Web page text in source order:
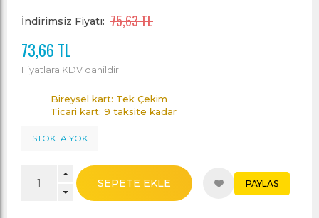
İndirimsiz Fiyatı: 75,63 TL
73,66 TL
Fiyatlara KDV dahildir
Bireysel kart: Tek Çekim
Ticari kart: 9 taksite kadar
STOKTA YOK
SEPETE EKLE PAYLAS